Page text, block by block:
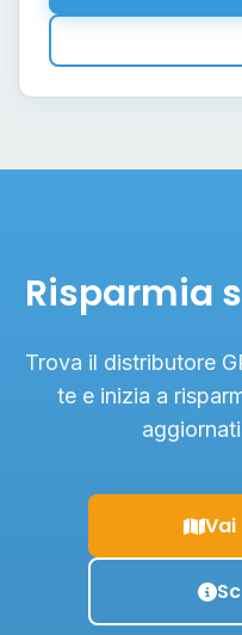
Risparmia
Trova il distributore
te e inizia a
Vai